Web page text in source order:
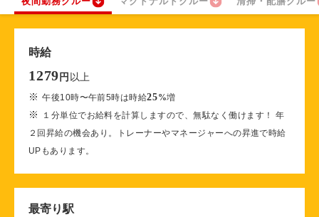
時給
1279 円 以上
※午後10時〜午前5時は時給25%増
※
１分単位でお給料を計算しますので、無駄なく働けます！ 年
２回昇給の機会あり。トレーナーやマネージャーへの昇進で時給
UPもあります。
最寄り駅